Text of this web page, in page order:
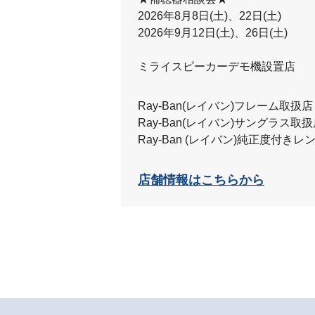
2026年8月8日(土)、22日(土)
2026年9月12日(土)、26日(土)
ミライスピーカーデモ機設置店
Ray-Ban(レイバン)フレーム取扱店
Ray-Ban(レイバン)サングラス取扱
Ray-Ban (レイバン)純正度付きレ
店舗情報はこちらから